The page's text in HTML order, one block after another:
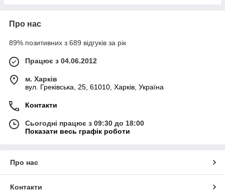
Про нас
89% позитивних з 689 відгуків за рік
Працює з 04.06.2012
м. Харків
вул. Греківська, 25, 61010, Харків, Україна
Контакти
Сьогодні працює з 09:30 до 18:00
Показати весь графік роботи
Про нас
Контакти